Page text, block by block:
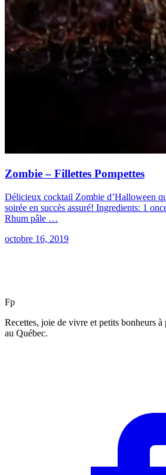
Zombie – Fillettes Pompettes
Délicieux cocktail Zombie d’Halloween
soirée en succès assuré! Ingredients: 1
Rhum pâle …
octobre 16, 2019
Fp
Recettes, joie de vivre et petits bonheurs à
au Québec.